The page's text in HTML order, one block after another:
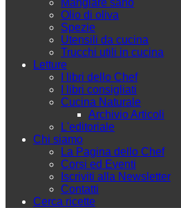
Mangiare sano
Olio di oliva
Spezie
Utensili da cucina
Trucchi utili in cucina
Letture
I libri dello Chef
I libri consigliati
Cucina Naturale
Archivio Articoli
L'editoriale
Chi siamo
La Pagina dello Chef
Corsi ed Eventi
Iscriviti alla Newsletter
Contatti
Cerca ricette